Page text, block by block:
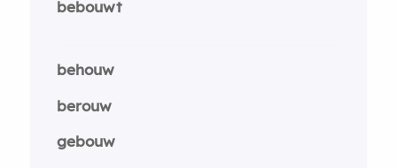
bebouwt
behouw
berouw
gebouw